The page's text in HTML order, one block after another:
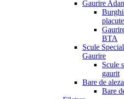
Gaurire
placute
BTA
Scule
Gaurire
Scule
gaurit
Bare de
Bare